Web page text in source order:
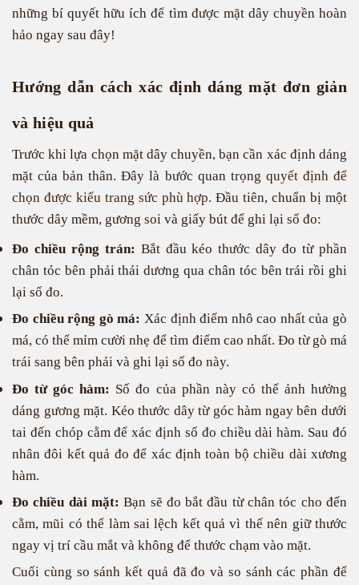
những bí quyết hữu ích để tìm được mặt dây chuyền hoàn
hảo ngay sau đây!
Hướng dẫn cách xác định dáng mặt đơn giản
và hiệu quả
Trước khi lựa chọn mặt dây chuyền, bạn cần xác định dáng
mặt của bản thân. Đây là bước quan trọng quyết định để
chọn được kiểu trang sức phù hợp. Đầu tiên, chuẩn bị một
thước dây mềm, gương soi và giấy bút để ghi lại số đo:
Đo chiều rộng trán: Bắt đầu kéo thước dây đo từ phần
chân tóc bên phải thái dương qua chân tóc bên trái rồi ghi
lại số đo.
Đo chiều rộng gò má: Xác định điểm nhô cao nhất của gò
má, có thể mỉm cười nhẹ để tìm điểm cao nhất. Đo từ gò má
trái sang bên phải và ghi lại số đo này.
Đo từ góc hàm: Số đo của phần này có thể ảnh hưởng
dáng gương mặt. Kéo thước dây từ góc hàm ngay bên dưới
tai đến chóp cằm để xác định số đo chiều dài hàm. Sau đó
nhân đôi kết quả đo để xác định toàn bộ chiều dài xương
hàm.
Đo chiều dài mặt: Bạn sẽ đo bắt đầu từ chân tóc cho đến
cằm, mũi có thể làm sai lệch kết quả vì thế nên giữ thước
ngay vị trí cầu mắt và không để thước chạm vào mặt.
Cuối cùng so sánh kết quả đã đo và so sánh các phần để